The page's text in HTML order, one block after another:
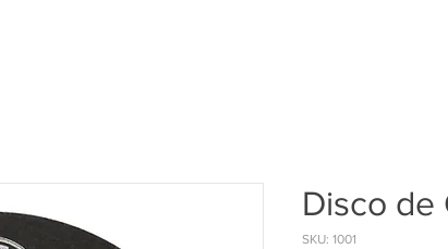
Disco de
SKU: 1001